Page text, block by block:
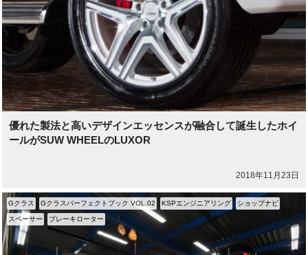
優れた製法と高いデザインエッセンスが融合して誕生したホイ
ールがSUW WHEELのLUXOR
2018年11月23日
Gクラス Gクラスパーフェクトブック VOL.02 KSPエンジニアリング ショップナビ
スペーサー ブレーキローター